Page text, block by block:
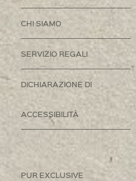
CHI SIAMO
SERVIZIO REGALI
DICHIARAZIONE DI
ACCESSIBILITÀ
PUR EXCLUSIVE